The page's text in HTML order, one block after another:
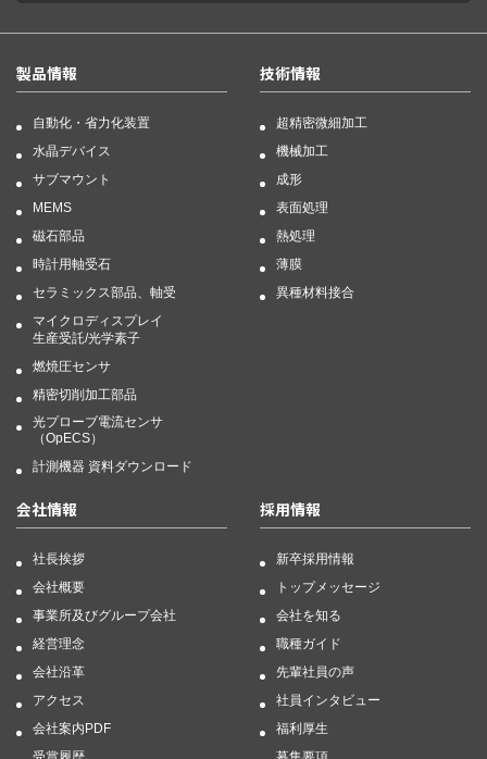
製品情報
自動化・省力化装置
水晶デバイス
サブマウント
MEMS
磁石部品
時計用軸受石
セラミックス部品、軸受
マイクロディスプレイ
生産受託/光学素子
燃焼圧センサ
精密切削加工部品
光プローブ電流センサ
（OpECS）
計測機器 資料ダウンロード
技術情報
超精密微細加工
機械加工
成形
表面処理
熱処理
薄膜
異種材料接合
会社情報
社長挨拶
会社概要
事業所及びグループ会社
経営理念
会社沿革
アクセス
会社案内PDF
採用情報
新卒採用情報
トップメッセージ
会社を知る
職種ガイド
先輩社員の声
社員インタビュー
福利厚生